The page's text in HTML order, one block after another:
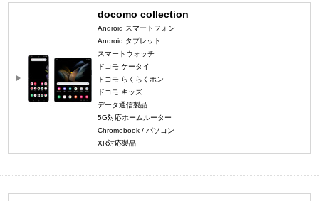
docomo collection
Android スマートフォン
Android タブレット
スマートウォッチ
ドコモ ケータイ
ドコモ らくらくホン
ドコモ キッズ
データ通信製品
5G対応ホームルーター
Chromebook / パソコン
XR対応製品